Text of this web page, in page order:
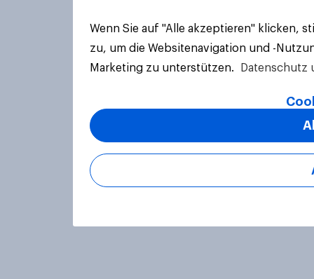
Wenn Sie auf "Alle akzeptieren" klicken,
zu, um die Websitenavigation und -
Marketing zu unterstützen.
Datenschutz